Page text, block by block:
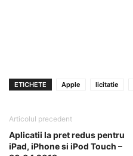
ETICHETE Apple licitatie
Articolul precedent
Aplicatii la pret redus pentru
iPad, iPhone si iPod Touch –